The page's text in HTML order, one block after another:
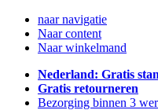
naar navigatie
Naar content
Naar winkelmand
Nederland: Gratis
Gratis retourneren
Bezorging binnen 3